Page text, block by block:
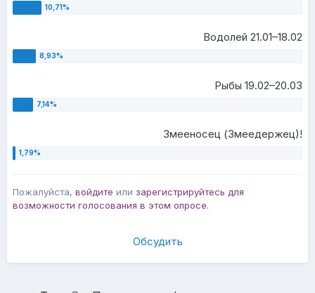
Водолей 21.01–18.02
Рыбы 19.02–20.03
Змееносец (Змеедержец)!
Пожалуйста, войдите или зарегистрируйтесь для
возможности голосования в этом опросе.
Обсудить